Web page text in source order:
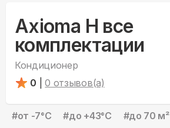
Axioma H все
комплектации
Кондиционер
0
0 отзывов(а)
#от -7°С #до +43°С #до 70 м²